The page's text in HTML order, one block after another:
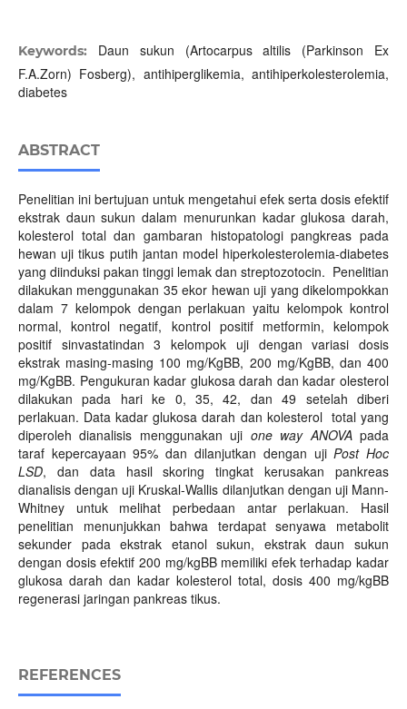
Keywords: Daun sukun (Artocarpus altilis (Parkinson Ex
F.A.Zorn) Fosberg), antihiperglikemia, antihiperkolesterolemia,
diabetes
ABSTRACT
Penelitian ini bertujuan untuk mengetahui efek serta dosis efektif
ekstrak daun sukun dalam menurunkan kadar glukosa darah,
kolesterol total dan gambaran histopatologi pangkreas pada
hewan uji tikus putih jantan model hiperkolesterolemia-diabetes
yang diinduksi pakan tinggi lemak dan streptozotocin. Penelitian
dilakukan menggunakan 35 ekor hewan uji yang dikelompokkan
dalam 7 kelompok dengan perlakuan yaitu kelompok kontrol
normal, kontrol negatif, kontrol positif metformin, kelompok
positif sinvastatindan 3 kelompok uji dengan variasi dosis
ekstrak masing-masing 100 mg/KgBB, 200 mg/KgBB, dan 400
mg/KgBB. Pengukuran kadar glukosa darah dan kadar olesterol
dilakukan pada hari ke 0, 35, 42, dan 49 setelah diberi
perlakuan. Data kadar glukosa darah dan kolesterol total yang
diperoleh dianalisis menggunakan uji one way ANOVApada
taraf kepercayaan 95% dan dilanjutkan dengan ujiPost Hoc
LSD, dan data hasil skoring tingkat kerusakan pankreas
dianalisis dengan uji Kruskal-Wallis dilanjutkan dengan uji Mann-
Whitney untuk melihat perbedaan antar perlakuan. Hasil
penelitian menunjukkan bahwa terdapat senyawa metabolit
sekunder pada ekstrak etanol sukun, ekstrak daun sukun
dengan dosis efektif 200 mg/kgBB memiliki efek terhadap kadar
glukosa darah dan kadar kolesterol total, dosis 400 mg/kgBB
regenerasi jaringan pankreas tikus.
REFERENCES